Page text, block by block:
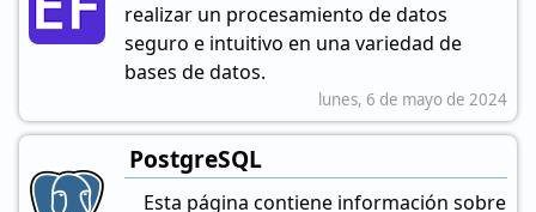
realizar un procesamiento de datos
seguro e intuitivo en una variedad de
bases de datos.
lunes, 6 de mayo de 2024
PostgreSQL
Esta página contiene información sobre